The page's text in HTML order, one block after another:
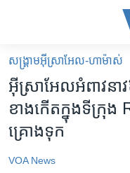
គេហទំព័រ​
ទាក់ទង
រំលង​
និង​
ចូល​
ទំព័រ​
កម្ពុជា
អន្តរជាតិ
អាមេរិក
សង្គ្រាម​អ៊ីស្រាអែល-ហាម៉ាស់
អ៊ីស្រាអែល​អំពាវនា
ខាងកើត​ក្នុង​ទីក្រុ
គ្រោងទុក
VOA News